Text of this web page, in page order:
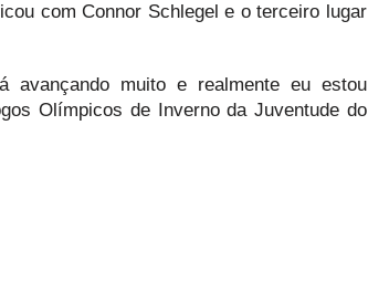
com Connor Schlegel e o terceiro lugar
muito e realmente eu estou
Olímpicos de Inverno da Juventude do